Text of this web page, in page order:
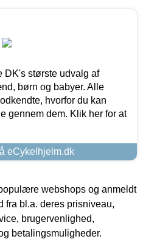
DK's største udvalg af
børn og babyer. Alle
hvorfor du kan
gennem dem. Klik her for at
eCykelhjelm.dk
webshops og anmeldt
fra bl.a. deres prisniveau,
brugervenlighed,
betalingsmuligheder.